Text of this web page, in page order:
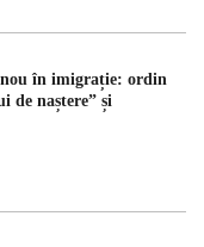
în imigrație: ordin
de naștere” și